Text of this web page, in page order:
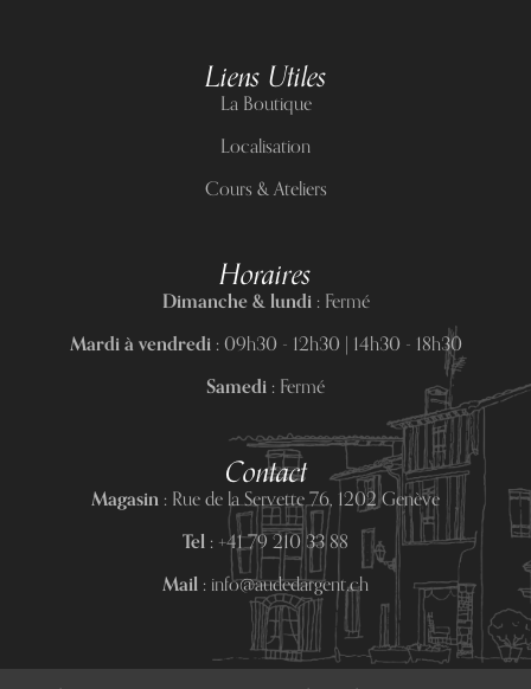
Liens Utiles
La Boutique
Localisation
Cours & Ateliers
Horaires
Dimanche & lundi :Fermé
Mardi à vendredi :09h30 - 12h30 | 14h30 - 18h30
Samedi :Fermé
Contact
Magasin :Rue de la Servette 76, 1202 Genève
Tel :+41 79 210 33 88
Mail :info@audedargent.ch